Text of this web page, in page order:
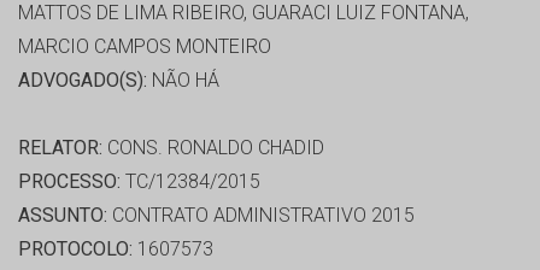
MATTOS DE LIMA RIBEIRO, GUARACI LUIZ FONTANA,
MARCIO CAMPOS MONTEIRO
ADVOGADO(S): NÃO HÁ
RELATOR: CONS. RONALDO CHADID
PROCESSO: TC/12384/2015
ASSUNTO: CONTRATO ADMINISTRATIVO 2015
PROTOCOLO: 1607573